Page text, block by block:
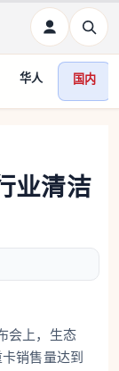
华人 国内
业清洁
会上，生态
销售量达到